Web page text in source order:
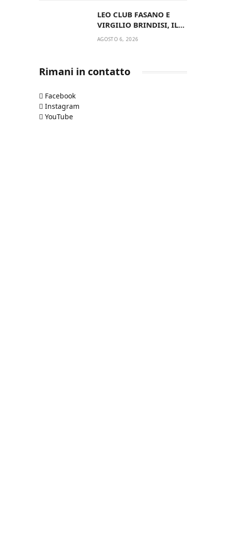
LEO CLUB FASANO E
VIRGILIO BRINDISI, IL
PASSAGGIO DELLE
AGOSTO 6, 2026
Rimani in contatto
Facebook
Instagram
YouTube